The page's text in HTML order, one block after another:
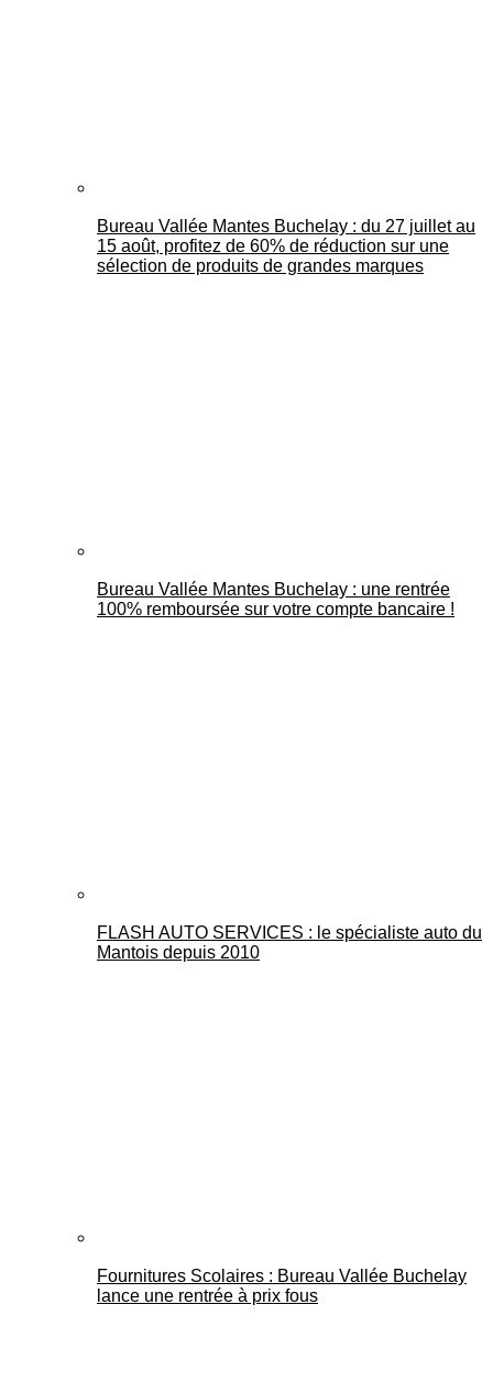
Bureau Vallée Mantes Buchelay : du 27 juillet au
15 août, profitez de 60% de réduction sur une
sélection de produits de grandes marques
Bureau Vallée Mantes Buchelay : une rentrée
100% remboursée sur votre compte bancaire !
FLASH AUTO SERVICES : le spécialiste auto du
Mantois depuis 2010
Fournitures Scolaires : Bureau Vallée Buchelay
lance une rentrée à prix fous